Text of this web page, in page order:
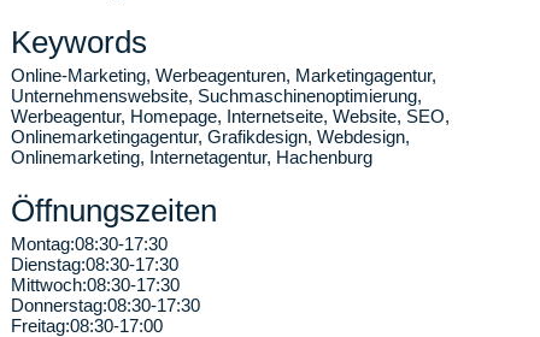
Keywords
Online-Marketing, Werbeagenturen, Marketingagentur,
Unternehmenswebsite, Suchmaschinenoptimierung,
Werbeagentur, Homepage, Internetseite, Website, SEO,
Onlinemarketingagentur, Grafikdesign, Webdesign,
Onlinemarketing, Internetagentur, Hachenburg
Öffnungszeiten
Montag:08:30-17:30
Dienstag:08:30-17:30
Mittwoch:08:30-17:30
Donnerstag:08:30-17:30
Freitag:08:30-17:00